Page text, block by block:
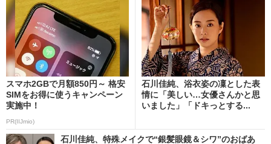
スマホ2GBで月額850円～ 格安
SIMをお得に使うキャンペーン
実施中！
PR(IIJmio)
石川佳純、浴衣姿の凜とした表
情に「美しい…女優さんかと思
いました」「ドキっとする...
石川佳純、特殊メイクで“銀髪眼鏡＆シワ”のおばあ